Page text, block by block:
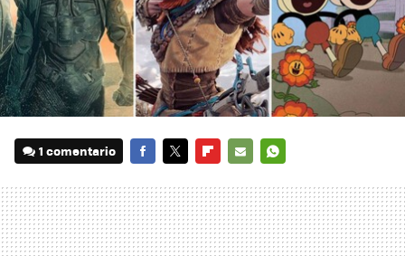
1 comentario
MAIL